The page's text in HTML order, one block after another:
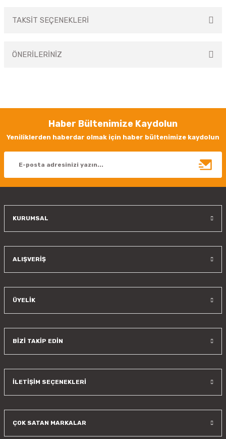
TAKSİT SEÇENEKLERİ
ÖNERİLERİNİZ
Görüş ve önerileriniz için teşekkür ederiz.
Ürün resmi kalitesiz, bozuk veya görüntülenemiyor.
Ürün bilgilerinde hatalar bulunuyor.
Haber Bültenimize Kaydolun
Yeniliklerden haberdar olmak için haber bültenimize kaydolun
KURUMSAL
ALIŞVERİŞ
ÜYELİK
BİZİ TAKİP EDİN
İLETİŞİM SEÇENEKLERİ
ÇOK SATAN MARKALAR